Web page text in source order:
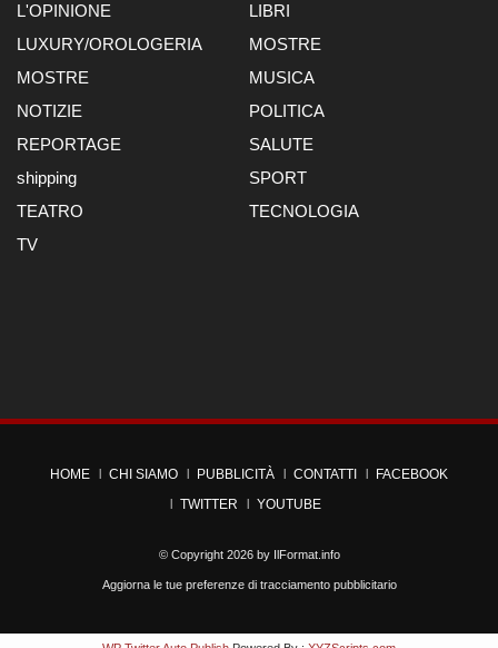
L'OPINIONE
LIBRI
LUXURY/OROLOGERIA
MOSTRE
MOSTRE
MUSICA
NOTIZIE
POLITICA
REPORTAGE
SALUTE
shipping
SPORT
TEATRO
TECNOLOGIA
TV
HOME CHI SIAMO PUBBLICITÀ CONTATTI
FACEBOOK
TWITTER
YOUTUBE
© Copyright 2026 by IlFormat.info
Aggiorna le tue preferenze di tracciamento pubblicitario